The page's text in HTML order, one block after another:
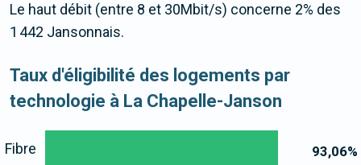
Le haut débit (entre 8 et 30Mbit/s) concerne 2% des
1 442 Jansonnais.
Taux d'éligibilité des logements par
technologie à La Chapelle-Janson
93,06%
Fibre